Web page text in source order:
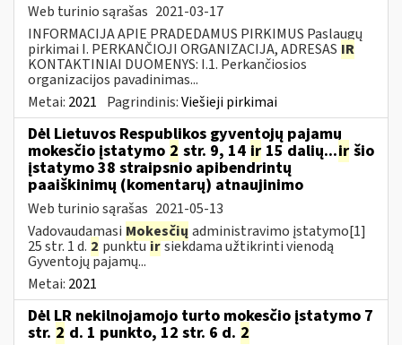
Web turinio sąrašas 2021-03-17
INFORMACIJA APIE PRADEDAMUS PIRKIMUS Paslaugų
pirkimai I. PERKANČIOJI ORGANIZACIJA, ADRESAS IR
KONTAKTINIAI DUOMENYS: I.1. Perkančiosios
organizacijos pavadinimas...
Metai: 2021 Pagrindinis:Viešieji pirkimai
Dėl Lietuvos Respublikos gyventojų pajamų
mokesčio įstatymo 2 str. 9, 14 ir 15 dalių...ir šio
įstatymo 38 straipsnio apibendrintų
paaiškinimų (komentarų) atnaujinimo
Web turinio sąrašas 2021-05-13
Vadovaudamasi Mokesčių administravimo įstatymo[1]
25 str. 1 d. 2 punktuirsiekdama užtikrinti vienodą
Gyventojų pajamų...
Metai: 2021
Dėl LR nekilnojamojo turto mokesčio įstatymo 7
str. 2 d. 1 punkto, 12 str. 6 d. 2